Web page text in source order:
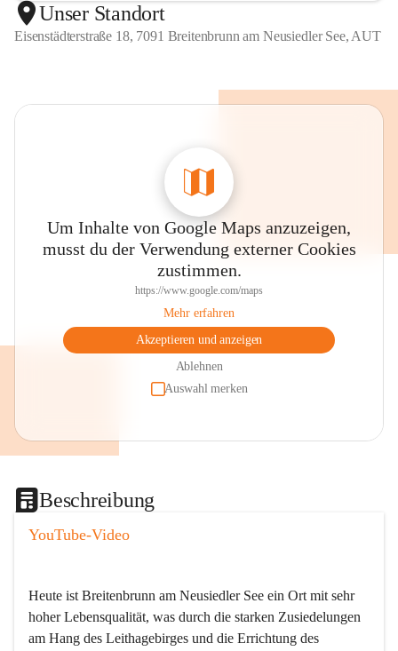
Unser Standort
Eisenstädterstraße 18, 7091 Breitenbrunn am Neusiedler See, AUT
Um Inhalte von Google Maps anzuzeigen,
musst du der Verwendung externer Cookies
zustimmen.
https://www.google.com/maps
Mehr erfahren
Akzeptieren und anzeigen
Ablehnen
Auswahl merken
Beschreibung
YouTube-Video
Heute ist Breitenbrunn am Neusiedler See ein Ort mit sehr
hoher Lebensqualität, was durch die starken Zusiedelungen
am Hang des Leithagebirges und die Errichtung des